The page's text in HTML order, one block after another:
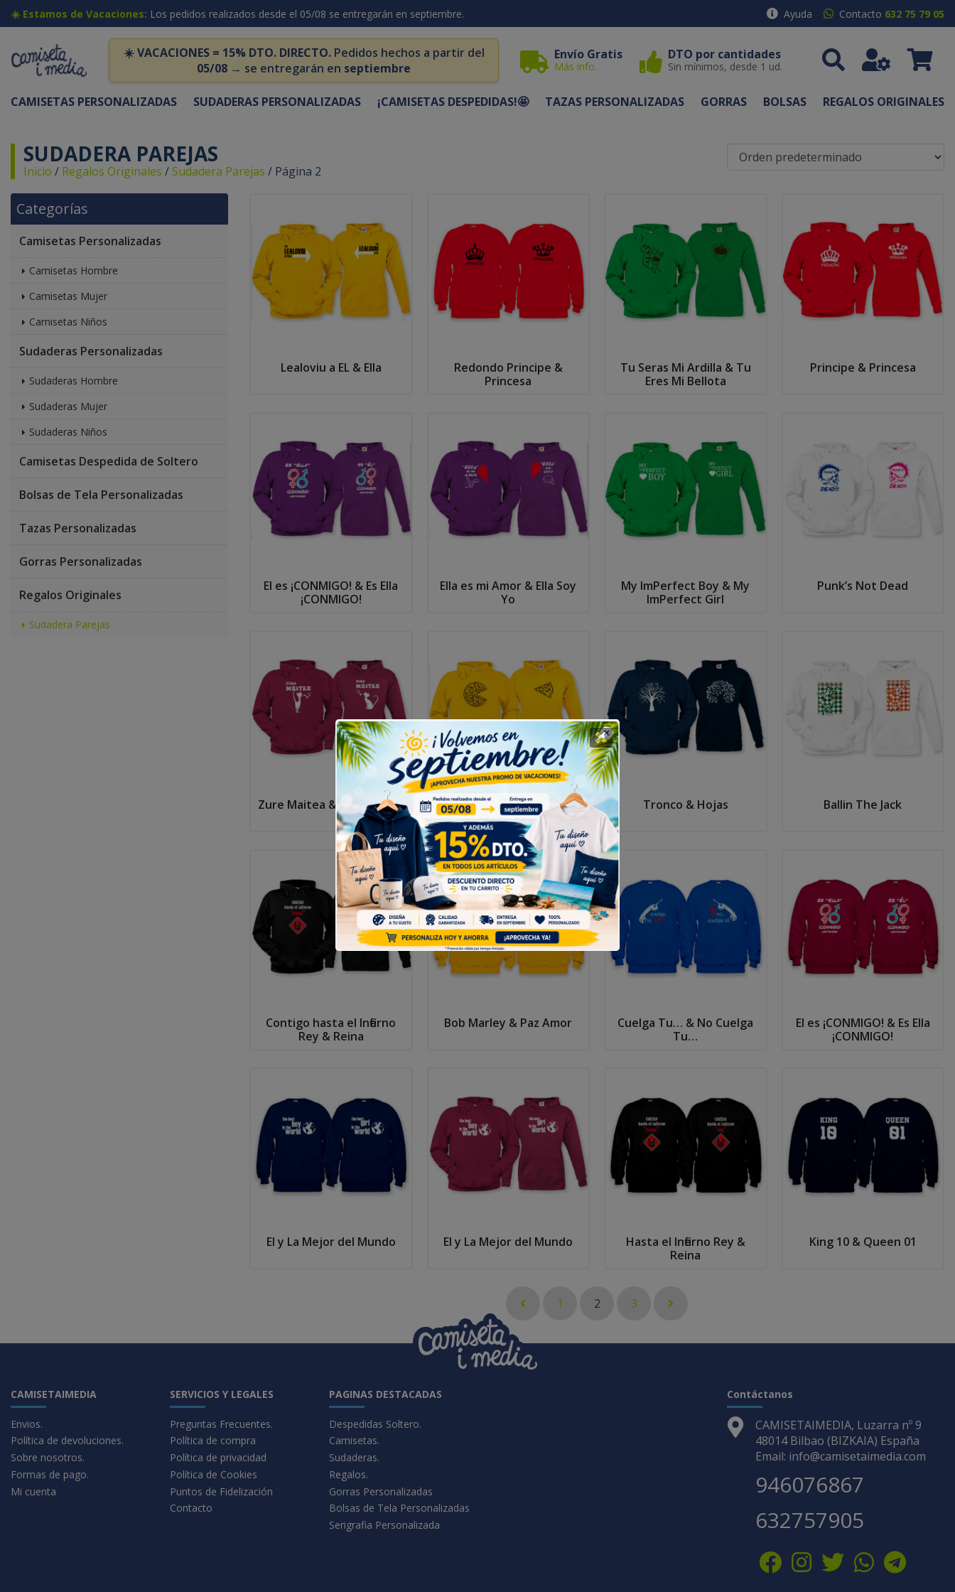
☀️ Estamos de Vacaciones: Los pedidos realizados desde el 05/08 se entregarán en septiembre. Ayuda Contacto 632 75 79 05
☀️VACACIONES = 15% DTO. DIRECTO.Pedidos hechos a partir del
05/08 → se entregarán en septiembre
Envío Gratis
Más info.
DTO por cantidades
Sin mínimos, desde 1 ud.
CAMISETAS PERSONALIZADAS SUDADERAS PERSONALIZADAS ¡CAMISETAS DESPEDIDAS!🤩 TAZAS PERSONALIZADAS GORRAS BOLSAS REGALOS ORIGINALES
SUDADERA PAREJAS
Inicio / Regalos Originales /Sudadera Parejas / Página 2
Categorías
Camisetas Personalizadas
Camisetas Hombre
Camisetas Mujer
Camisetas Niños
Sudaderas Personalizadas
Sudaderas Hombre
Sudaderas Mujer
Sudaderas Niños
Camisetas Despedida de Soltero
Bolsas de Tela Personalizadas
Tazas Personalizadas
Gorras Personalizadas
Regalos Originales
Sudadera Parejas
Lealoviu a EL & Ella
Redondo Principe &
Princesa
Tu Seras Mi Ardilla & Tu
Eres Mi Bellota
Principe & Princesa
El es ¡CONMIGO! & Es Ella
¡CONMIGO!
Ella es mi Amor & Ella Soy
Yo
My ImPerfect Boy & My
ImPerfect Girl
Punk’s Not Dead
Zure Maitea & Nire Maitea Pizza & Porción Tronco & Hojas Ballin The Jack
Contigo hasta el Infierno
Rey & Reina
Bob Marley & Paz Amor
Cuelga Tu… & No Cuelga
Tu…
El es ¡CONMIGO! & Es Ella
¡CONMIGO!
El y La Mejor del Mundo El y La Mejor del Mundo
Hasta el Infierno Rey &
Reina
King 10 & Queen 01
1 2 3
CAMISETAIMEDIA
Envios.
Política de devoluciones.
Sobre nosotros.
Formas de pago.
Mi cuenta
SERVICIOS Y LEGALES
Preguntas Frecuentes.
Política de compra
Política de privacidad
Política de Cookies
Puntos de Fidelización
Contacto
PAGINAS DESTACADAS
Despedidas Soltero.
Camisetas.
Sudaderas.
Regalos.
Gorras Personalizadas
Bolsas de Tela Personalizadas
Serigrafia Personalizada
Contáctanos
CAMISETAIMEDIA, Luzarra nº 9
48014 Bilbao (BIZKAIA) España
Email: info@camisetaimedia.com
946076867
632757905